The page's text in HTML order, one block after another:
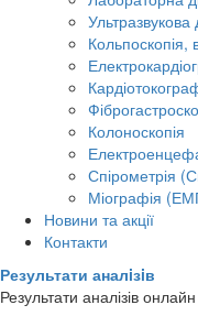
Ультразвукова
Кольпоскопія,
Колоноскопія
Спірометрія
Міографія
Новини та акції
Контакти
Результати аналiзiв
Результати аналізів